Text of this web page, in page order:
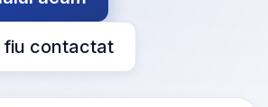
fiu contactat